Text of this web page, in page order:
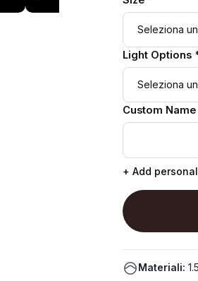
Light Options
Custom
+ Add
Materiali: